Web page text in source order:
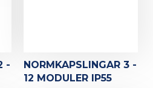
-
NORMKAPSLINGAR 3 -
12 MODULER IP55